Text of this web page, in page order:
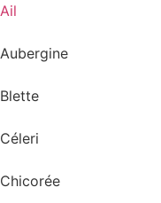
Ail
Aubergine
Blette
Céleri
Chicorée